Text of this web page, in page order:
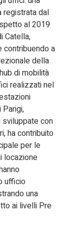
registrata dal
al 2019
Catella,
contribuendo a
della
di mobilità
realizzati nel
con
ha contribuito
per le
locazione
ufficio
una
ai livelli Pre